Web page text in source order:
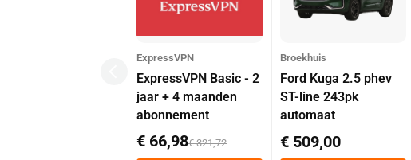
ExpressVPN
ExpressVPN Basic - 2
jaar + 4 maanden
abonnement
€ 66,98€ 321,72
Broekhuis
Ford Kuga 2.5 phev
ST-line 243pk
automaat
€ 509,00